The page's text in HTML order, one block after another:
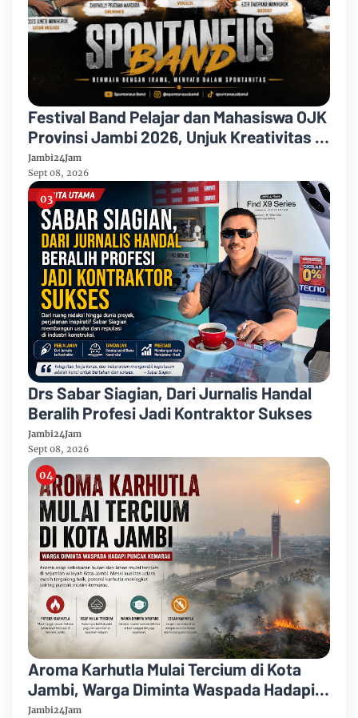
Festival Band Pelajar dan Mahasiswa OJK
Provinsi Jambi 2026, Unjuk Kreativitas di
Taman Banjuran Budayo, Spontaneus
Band Raih Juara 2
Jambi24Jam
Sept 08, 2026
Drs Sabar Siagian, Dari Jurnalis Handal
Beralih Profesi Jadi Kontraktor Sukses
Jambi24Jam
Sept 08, 2026
Aroma Karhutla Mulai Tercium di Kota
Jambi, Warga Diminta Waspada Hadapi
Puncak Kemarau
Jambi24Jam